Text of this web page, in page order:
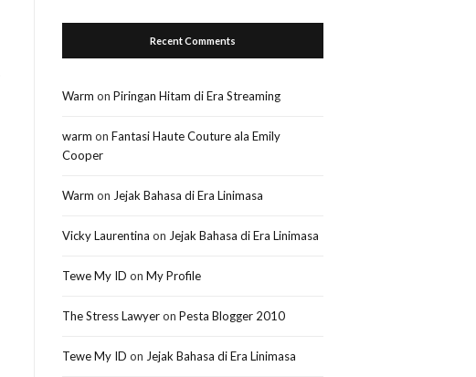
Recent Comments
Warm onPiringan Hitam di Era Streaming
warm onFantasi Haute Couture ala Emily
Cooper
Warm on Jejak Bahasa di Era Linimasa
Vicky Laurentina on Jejak Bahasa di Era Linimasa
Tewe My ID onMy Profile
The Stress LawyeronPesta Blogger 2010
Tewe My ID on Jejak Bahasa di Era Linimasa